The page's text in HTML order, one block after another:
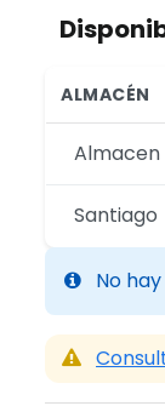
ALMACÉN
Almacen
Santiago
No